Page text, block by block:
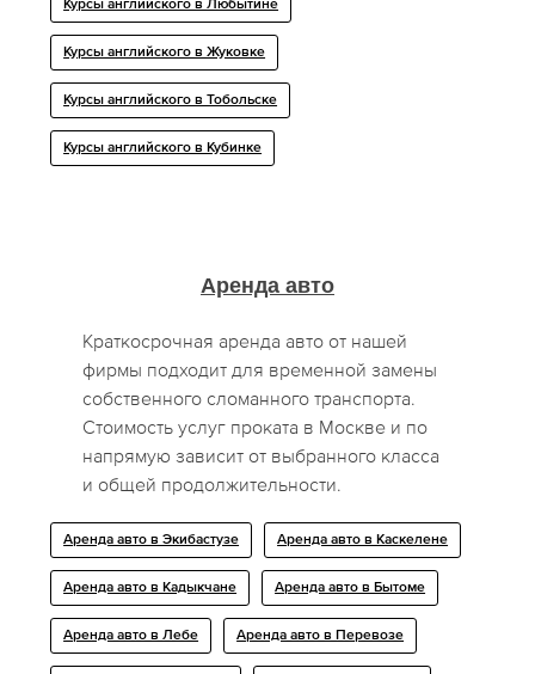
Курсы английского в Любытине
Курсы английского в Жуковке
Курсы английского в Тобольске
Курсы английского в Кубинке
Аренда авто
Краткосрочная аренда авто от нашей
фирмы подходит для временной замены
собственного сломанного транспорта.
Стоимость услуг проката в Москве и по
напрямую зависит от выбранного класса
и общей продолжительности.
Аренда авто в Экибастузе Аренда авто в Каскелене
Аренда авто в Кадыкчане Аренда авто в Бытоме
Аренда авто в Лебе Аренда авто в Перевозе